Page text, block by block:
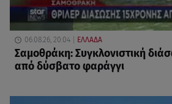
06.08.26, 20:04 ΕΛΛΑΔΑ
Σαμοθράκη: Συγκλονιστική
από δύσβατο φαράγγι